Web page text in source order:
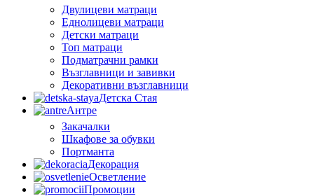
Двулицеви матраци
Еднолицеви матраци
Детски матраци
Топ матраци
Подматрачни рамки
Възглавници и завивки
Декоративни възглавници
Детска Стая
Антре
Закачалки
Шкафове за обувки
Портманта
Декорация
Осветление
Промоции